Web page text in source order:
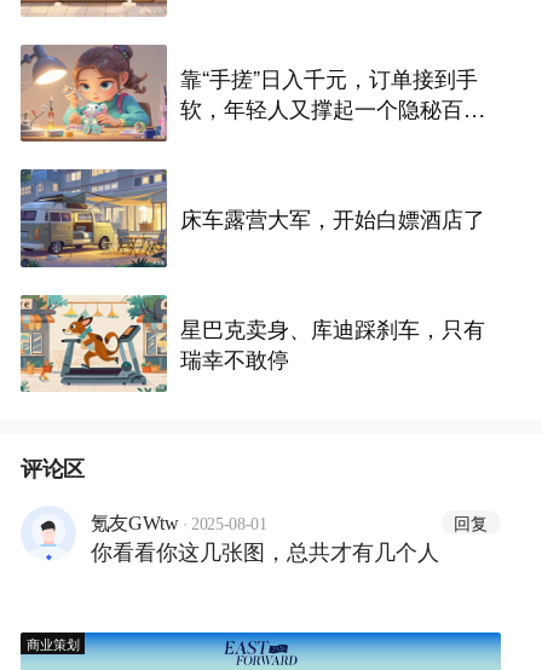
靠“手搓”日入千元，订单接到手
软，年轻人又撑起一个隐秘百亿
床车露营大军，开始白嫖酒店了
星巴克卖身、库迪踩刹车，只有
瑞幸不敢停
评论区
氪友GWtw · 2025-08-01 回复
你看看你这几张图，总共才有几个人
商业策划